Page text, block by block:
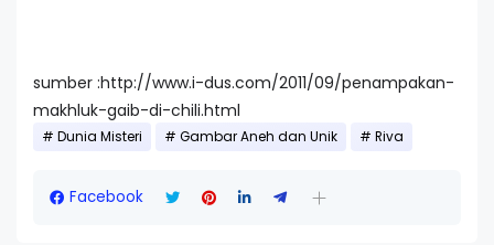
sumber :http://www.i-dus.com/2011/09/penampakan-
makhluk-gaib-di-chili.html
Dunia Misteri Gambar Aneh dan Unik Riva
Facebook